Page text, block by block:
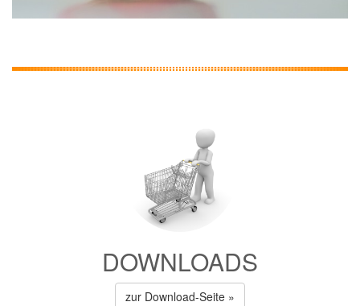
DOWNLOADS
zur Download-Seite »